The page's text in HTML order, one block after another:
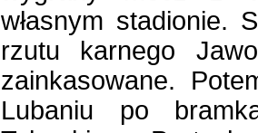
własnym stadionie.
rzutu karnego
zainkasowane.
Lubaniu po